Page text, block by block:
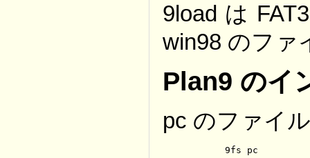
9load は
win98 のファ
Plan9 のイ
pc のファイ
	9fs pc